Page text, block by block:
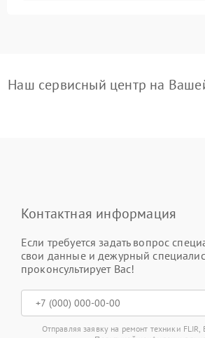
Наш сервисный центр на
Контактная информация
Если требуется задать вопрос
свои данные и дежурный
проконсультирует Вас!
Отправляя заявку на ремонт техники FLIR,